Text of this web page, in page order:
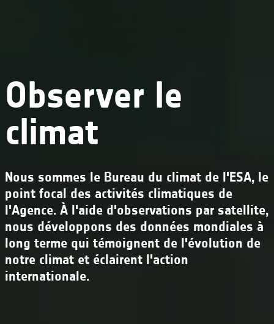
Observer le
climat
Nous sommes le Bureau du climat de l'ESA, le
point focal des activités climatiques de
l'Agence. À l'aide d'observations par satellite,
nous développons des données mondiales à
long terme qui témoignent de l'évolution de
notre climat et éclairent l'action
internationale.